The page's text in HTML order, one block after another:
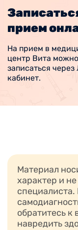
прием
На прием в
центр Вита можно
записаться
кабинет.
Материал
характер и
специалиста.
обратитесь
навредить